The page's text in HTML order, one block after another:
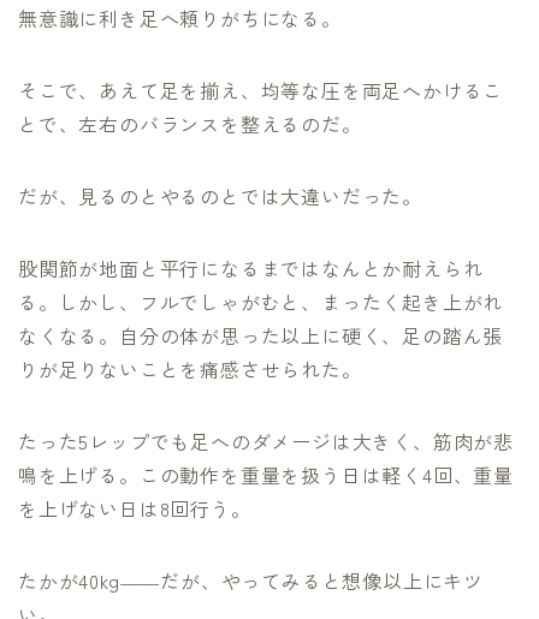
無意識に利き足へ頼りがちになる。
そこで、あえて足を揃え、均等な圧を両足へかけるこ
とで、左右のバランスを整えるのだ。
だが、見るのとやるのとでは大違いだった。
股関節が地面と平行になるまではなんとか耐えられ
る。しかし、フルでしゃがむと、まったく起き上がれ
なくなる。自分の体が思った以上に硬く、足の踏ん張
りが足りないことを痛感させられた。
たった5レップでも足へのダメージは大きく、筋肉が悲
鳴を上げる。この動作を重量を扱う日は軽く4回、重量
を上げない日は8回行う。
たかが40kg――だが、やってみると想像以上にキツ